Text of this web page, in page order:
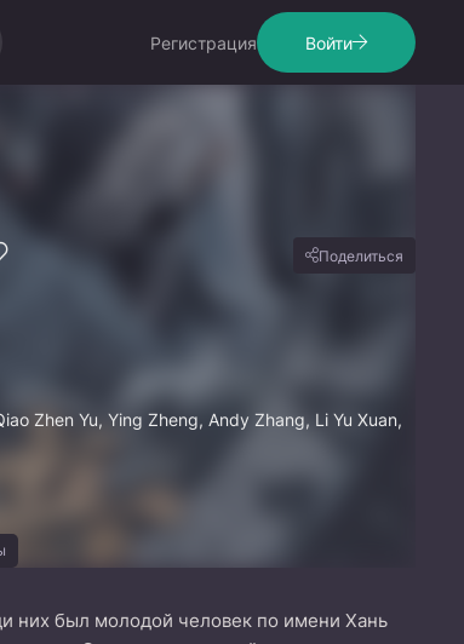
Регистрация Войти
Поделиться
Zhen Yu, Ying Zheng, Andy Zhang, Li Yu Xuan,
них был молодой человек по имени Хань